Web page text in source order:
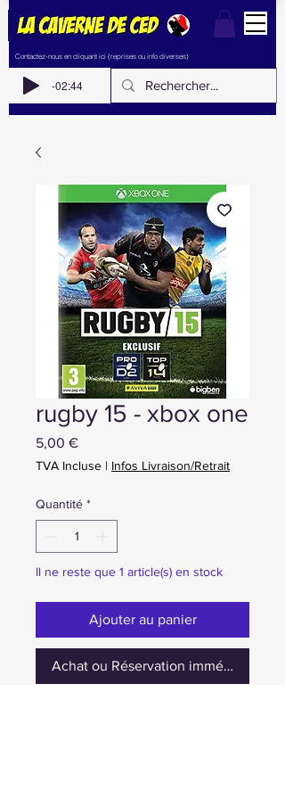
Contactez-nous en cliquant ici (reprises ou info diverses)
-02:44
rugby 15 - xbox one
5,00 €Prix
TVA Incluse | Infos Livraison/Retrait
Quantité *
Il ne reste que 1 article(s) en stock
Ajouter au panier
Achat ou Réservation immédiate